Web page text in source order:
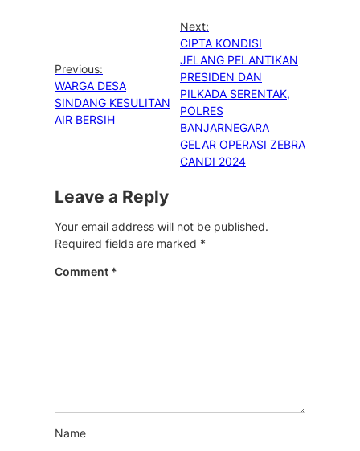
Previous:
WARGA DESA
SINDANG KESULITAN
AIR BERSIH
Next:
CIPTA KONDISI
JELANG PELANTIKAN
PRESIDEN DAN
PILKADA SERENTAK,
POLRES
BANJARNEGARA
GELAR OPERASI ZEBRA
CANDI 2024
Leave a Reply
Your email address will not be published.
Required fields are marked *
Comment *
Name